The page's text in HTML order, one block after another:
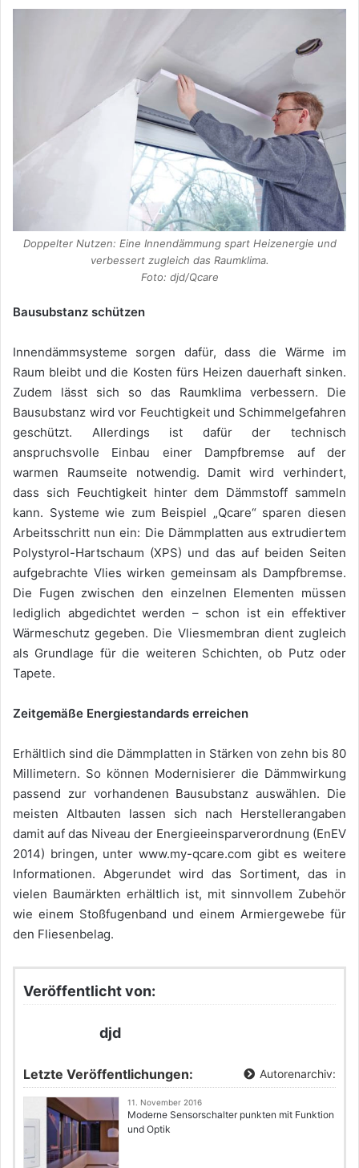
Doppelter Nutzen: Eine Innendämmung spart Heizenergie und
verbessert zugleich das Raumklima.
Foto: djd/Qcare
Bausubstanz schützen
Innendämmsysteme sorgen dafür, dass die Wärme im
Raum bleibt und die Kosten fürs Heizen dauerhaft sinken.
Zudem lässt sich so das Raumklima verbessern. Die
Bausubstanz wird vor Feuchtigkeit und Schimmelgefahren
geschützt. Allerdings ist dafür der technisch
anspruchsvolle Einbau einer Dampfbremse auf der
warmen Raumseite notwendig. Damit wird verhindert,
dass sich Feuchtigkeit hinter dem Dämmstoff sammeln
kann. Systeme wie zum Beispiel „Qcare“ sparen diesen
Arbeitsschritt nun ein: Die Dämmplatten aus extrudiertem
Polystyrol-Hartschaum (XPS) und das auf beiden Seiten
aufgebrachte Vlies wirken gemeinsam als Dampfbremse.
Die Fugen zwischen den einzelnen Elementen müssen
lediglich abgedichtet werden – schon ist ein effektiver
Wärmeschutz gegeben. Die Vliesmembran dient zugleich
als Grundlage für die weiteren Schichten, ob Putz oder
Tapete.
Zeitgemäße Energiestandards erreichen
Erhältlich sind die Dämmplatten in Stärken von zehn bis 80
Millimetern. So können Modernisierer die Dämmwirkung
passend zur vorhandenen Bausubstanz auswählen. Die
meisten Altbauten lassen sich nach Herstellerangaben
damit auf das Niveau der Energieeinsparverordnung (EnEV
2014) bringen, unter www.my-qcare.com gibt es weitere
Informationen. Abgerundet wird das Sortiment, das in
vielen Baumärkten erhältlich ist, mit sinnvollem Zubehör
wie einem Stoßfugenband und einem Armiergewebe für
den Fliesenbelag.
Veröffentlicht von:
djd
Letzte Veröffentlichungen: Autorenarchiv:
11. November 2016
Moderne Sensorschalter punkten mit Funktion
und Optik